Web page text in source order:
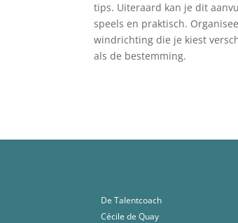
tips. Uiteraard kan je dit
speels en praktisch.
windrichting die je kiest
als de bestemming.
De Talentcoach
Cécile de Quay